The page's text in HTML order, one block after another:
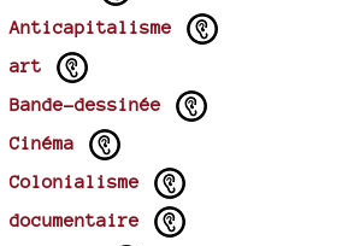
Anticapitalisme
art
Bande-dessinée
Cinéma
Colonialisme
documentaire